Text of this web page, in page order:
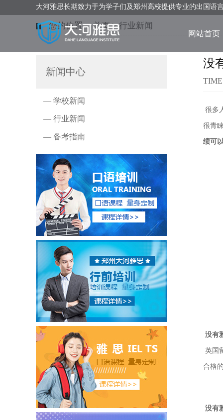
大河雅思长期致力于为学子们及郑州高校提供专业的出国语
网站首页
您的位置：首页>行业新闻
新闻中心
— 学校新闻
— 行业新闻
— 备考指南
没
TIME
很多
很青
绩可
没有
英国
合格
没有